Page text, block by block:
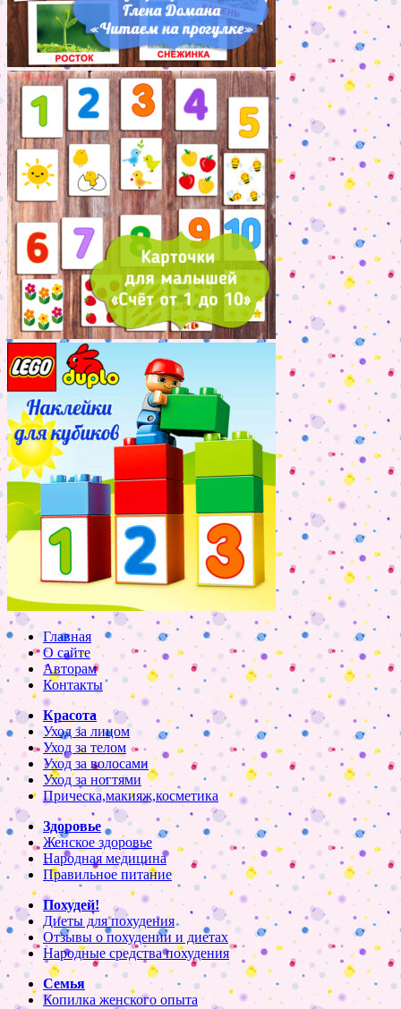
Главная
О сайте
Авторам
Контакты
Красота
Уход за лицом
Уход за телом
Уход за волосами
Уход за ногтями
Прическа,макияж,косметика
Здоровье
Женское здоровье
Народная медицина
Правильное питание
Похудей!
Диеты для похудения
Отзывы о похудении и диетах
Народные средства похудения
Семья
Копилка женского опыта